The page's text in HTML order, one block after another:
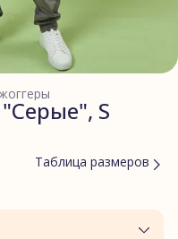
S
Таблица размеров